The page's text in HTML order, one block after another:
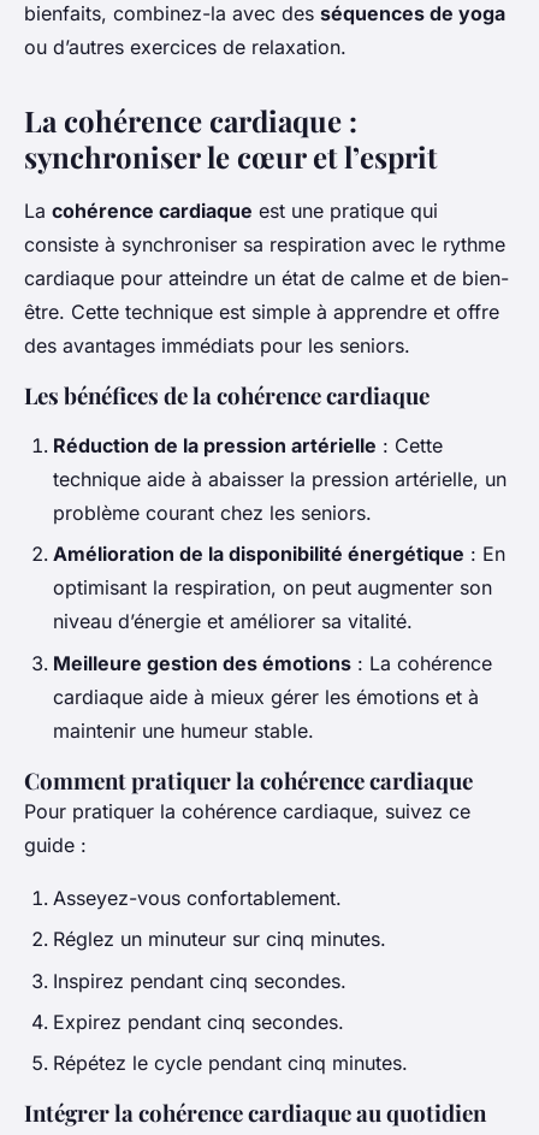
bienfaits, combinez-la avec des séquences de yoga
ou d’autres exercices de relaxation.
La cohérence cardiaque :
synchroniser le cœur et l’esprit
La cohérence cardiaque est une pratique qui
consiste à synchroniser sa respiration avec le rythme
cardiaque pour atteindre un état de calme et de bien-
être. Cette technique est simple à apprendre et offre
des avantages immédiats pour les seniors.
Les bénéfices de la cohérence cardiaque
Réduction de la pression artérielle : Cette
technique aide à abaisser la pression artérielle, un
problème courant chez les seniors.
Amélioration de la disponibilité énergétique : En
optimisant la respiration, on peut augmenter son
niveau d’énergie et améliorer sa vitalité.
Meilleure gestion des émotions : La cohérence
cardiaque aide à mieux gérer les émotions et à
maintenir une humeur stable.
Comment pratiquer la cohérence cardiaque
Pour pratiquer la cohérence cardiaque, suivez ce
guide :
Asseyez-vous confortablement.
Réglez un minuteur sur cinq minutes.
Inspirez pendant cinq secondes.
Expirez pendant cinq secondes.
Répétez le cycle pendant cinq minutes.
Intégrer la cohérence cardiaque au quotidien